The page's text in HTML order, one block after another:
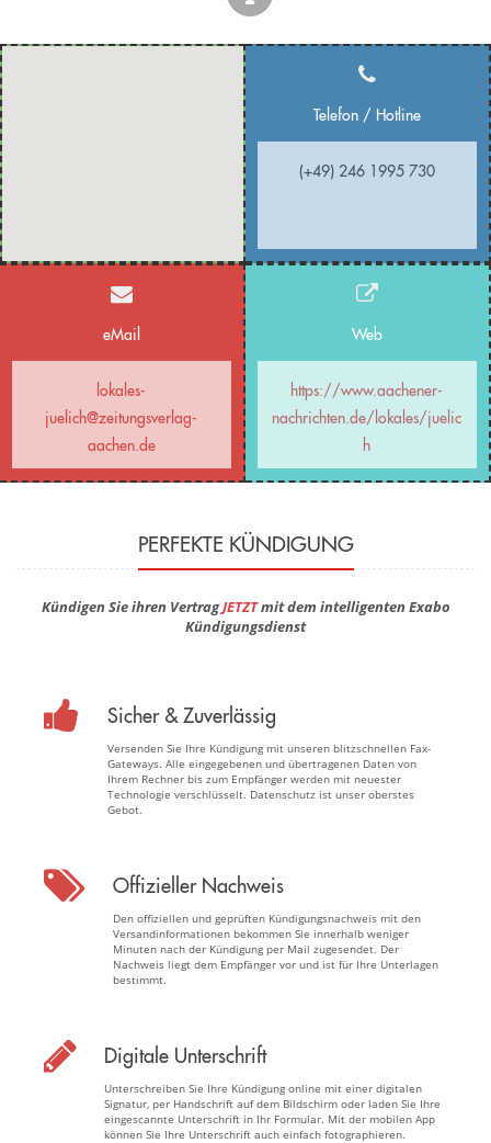
Telefon / Hotline
(+49) 246 1995 730
eMail
lokales-
juelich@zeitungsverlag-
aachen.de
Web
https://www.aachener-
nachrichten.de/lokales/juelic
h
PERFEKTE KÜNDIGUNG
Kündigen Sie ihren VertragJETZTmit dem intelligenten Exabo
Kündigungsdienst
Sicher & Zuverlässig
Versenden Sie Ihre Kündigung mit unseren blitzschnellen Fax-
Gateways. Alle eingegebenen und übertragenen Daten von
Ihrem Rechner bis zum Empfänger werden mit neuester
Technologie verschlüsselt. Datenschutz ist unser oberstes
Gebot.
Offizieller Nachweis
Den offiziellen und geprüften Kündigungsnachweis mit den
Versandinformationen bekommen Sie innerhalb weniger
Minuten nach der Kündigung per Mail zugesendet. Der
Nachweis liegt dem Empfänger vor und ist für Ihre Unterlagen
bestimmt.
Digitale Unterschrift
Unterschreiben Sie Ihre Kündigung online mit einer digitalen
Signatur, per Handschrift auf dem Bildschirm oder laden Sie Ihre
eingescannte Unterschrift in Ihr Formular. Mit der mobilen App
können Sie Ihre Unterschrift auch einfach fotographieren.